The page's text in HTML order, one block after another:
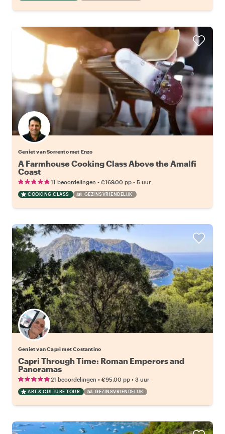
Geniet van Sorrento met Enzo
A Farmhouse Cooking Class Above the Amalfi
Coast
11 beoordelingen • €169.00 pp • 5 uur
COOKING CLASS GEZINSVRIENDELIJK
Geniet van Capri met Costantino
Capri Through Time: Roman Emperors and
Panoramas
21 beoordelingen • €95.00 pp • 3 uur
ART & CULTURE TOUR GEZINSVRIENDELIJK